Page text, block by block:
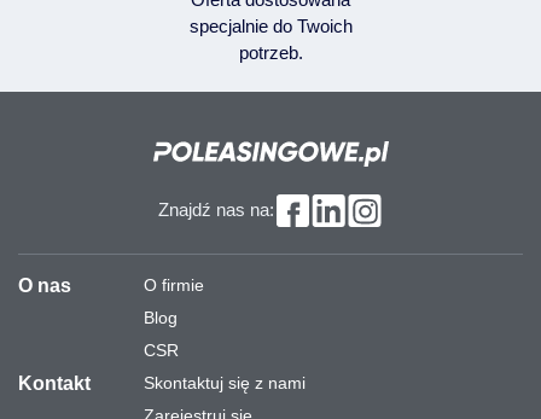
specjalnie do Twoich
potrzeb.
Znajdź nas na:
O nas
O firmie
Blog
CSR
Kontakt
Skontaktuj się z nami